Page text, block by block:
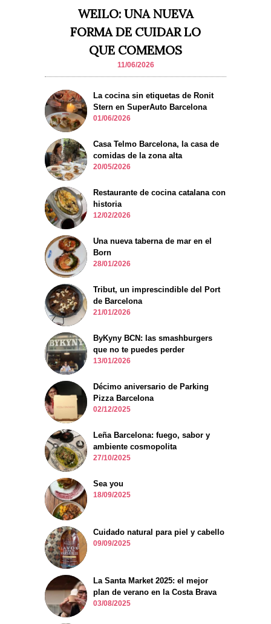
WEILO: UNA NUEVA
FORMA DE CUIDAR LO
QUE COMEMOS
11/06/2026
La cocina sin etiquetas de Ronit
Stern en SuperAuto Barcelona
01/06/2026
Casa Telmo Barcelona, la casa de
comidas de la zona alta
20/05/2026
Restaurante de cocina catalana con
historia
12/02/2026
Una nueva taberna de mar en el
Born
28/01/2026
Tribut, un imprescindible del Port
de Barcelona
21/01/2026
ByKyny BCN: las smashburgers
que no te puedes perder
13/01/2026
Décimo aniversario de Parking
Pizza Barcelona
02/12/2025
Leña Barcelona: fuego, sabor y
ambiente cosmopolita
27/10/2025
Sea you
18/09/2025
Cuidado natural para piel y cabello
09/09/2025
La Santa Market 2025: el mejor
plan de verano en la Costa Brava
03/08/2025